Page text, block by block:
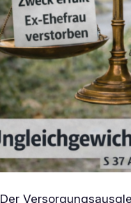
Der